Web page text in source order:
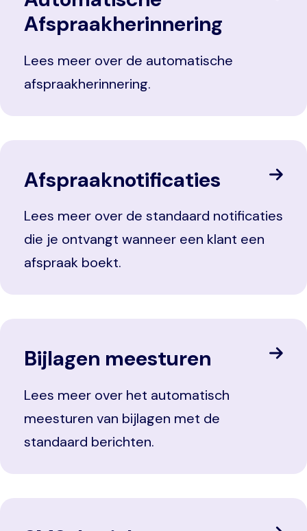
Afspraakherinnering
Lees meer over de automatische
afspraakherinnering.
Afspraaknotificaties
Lees meer over de standaard notificaties
die je ontvangt wanneer een klant een
afspraak boekt.
Bijlagen meesturen
Lees meer over het automatisch
meesturen van bijlagen met de
standaard berichten.